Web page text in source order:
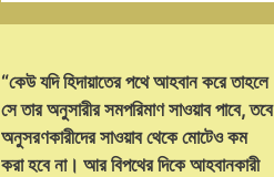
“কেউ যদি হিদায়াতের পথে আহবান করে তাহলে
সে তার অনুসারীর সমপরিমাণ সাওয়াব পাবে, তবে
অনুসরণকারীদের সাওয়াব থেকে মোটেও কম
করা হবে না। আর বিপথের দিকে আহবানকারী